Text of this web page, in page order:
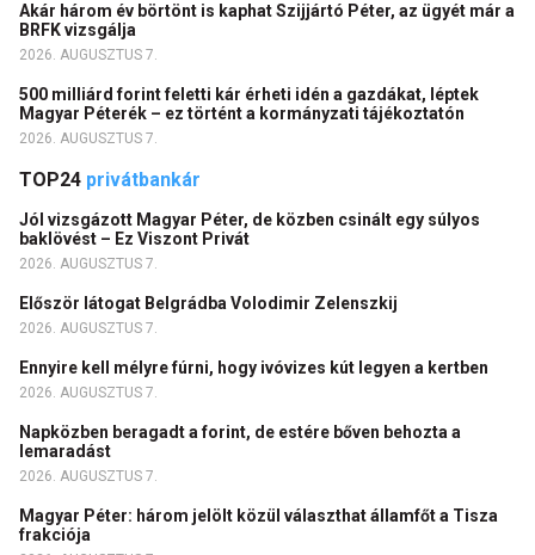
Akár három év börtönt is kaphat Szijjártó Péter, az ügyét már a
BRFK vizsgálja
2026. AUGUSZTUS 7.
500 milliárd forint feletti kár érheti idén a gazdákat, léptek
Magyar Péterék – ez történt a kormányzati tájékoztatón
2026. AUGUSZTUS 7.
TOP24 privátbankár
Jól vizsgázott Magyar Péter, de közben csinált egy súlyos
baklövést – Ez Viszont Privát
2026. AUGUSZTUS 7.
Először látogat Belgrádba Volodimir Zelenszkij
2026. AUGUSZTUS 7.
Ennyire kell mélyre fúrni, hogy ivóvizes kút legyen a kertben
2026. AUGUSZTUS 7.
Napközben beragadt a forint, de estére bőven behozta a
lemaradást
2026. AUGUSZTUS 7.
Magyar Péter: három jelölt közül választhat államfőt a Tisza
frakciója